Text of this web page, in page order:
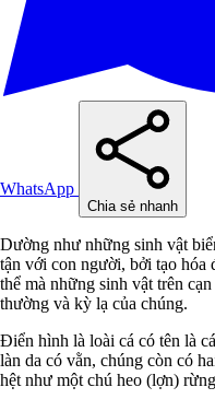
WhatsApp
Chia sẻ nhanh
Dường như những sinh vật
tận với con người, bởi tạo hóa
thể mà những sinh vật trên
thường và kỳ lạ của chúng.
Điển hình là loài cá có tên là
làn da có vằn, chúng còn có
hệt như một chú heo (lợn)